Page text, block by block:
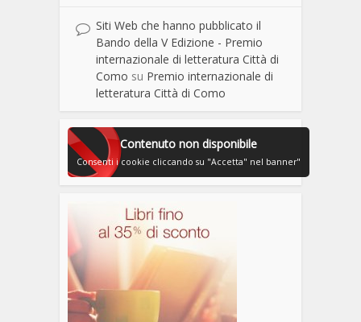
Siti Web che hanno pubblicato il
Bando della V Edizione - Premio
internazionale di letteratura Città di
Como su Premio internazionale di
letteratura Città di Como
Contenuto non disponibile
Consenti i cookie cliccando su "Accetta" nel banner"